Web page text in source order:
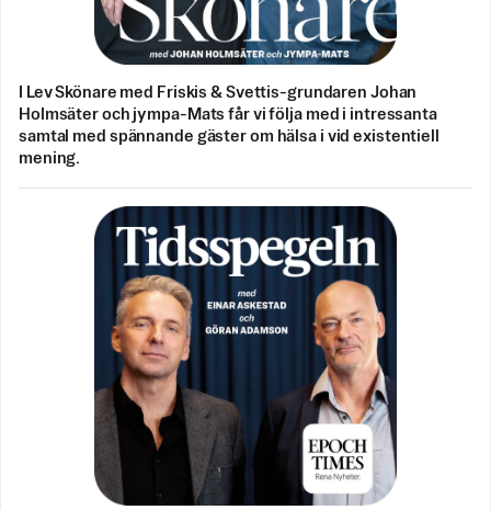
I Lev Skönare med Friskis & Svettis-grundaren Johan
Holmsäter och jympa-Mats får vi följa med i intressanta
samtal med spännande gäster om hälsa i vid existentiell
mening.